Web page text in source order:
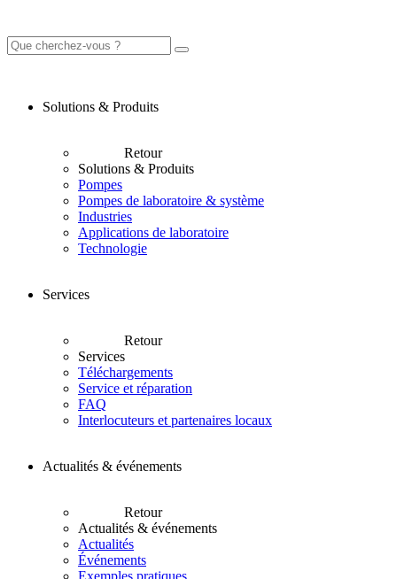
Solutions & Produits
Retour
Solutions & Produits
Pompes
Pompes de laboratoire & système
Industries
Applications de laboratoire
Technologie
Services
Retour
Services
Téléchargements
Service et réparation
FAQ
Interlocuteurs et partenaires locaux
Actualités & événements
Retour
Actualités & événements
Actualités
Événements
Exemples pratiques